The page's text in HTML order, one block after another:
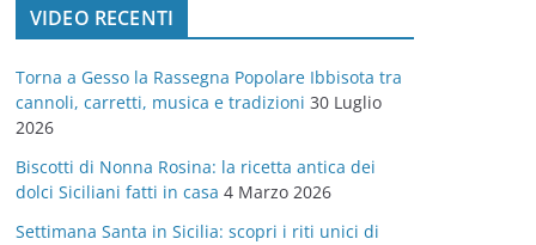
o
r
e
VIDEO RECENTI
Torna a Gesso la Rassegna Popolare Ibbisota tra
cannoli, carretti, musica e tradizioni 30 Luglio
2026
Biscotti di Nonna Rosina: la ricetta antica dei
dolci Siciliani fatti in casa 4 Marzo 2026
Settimana Santa in Sicilia: scopri i riti unici di